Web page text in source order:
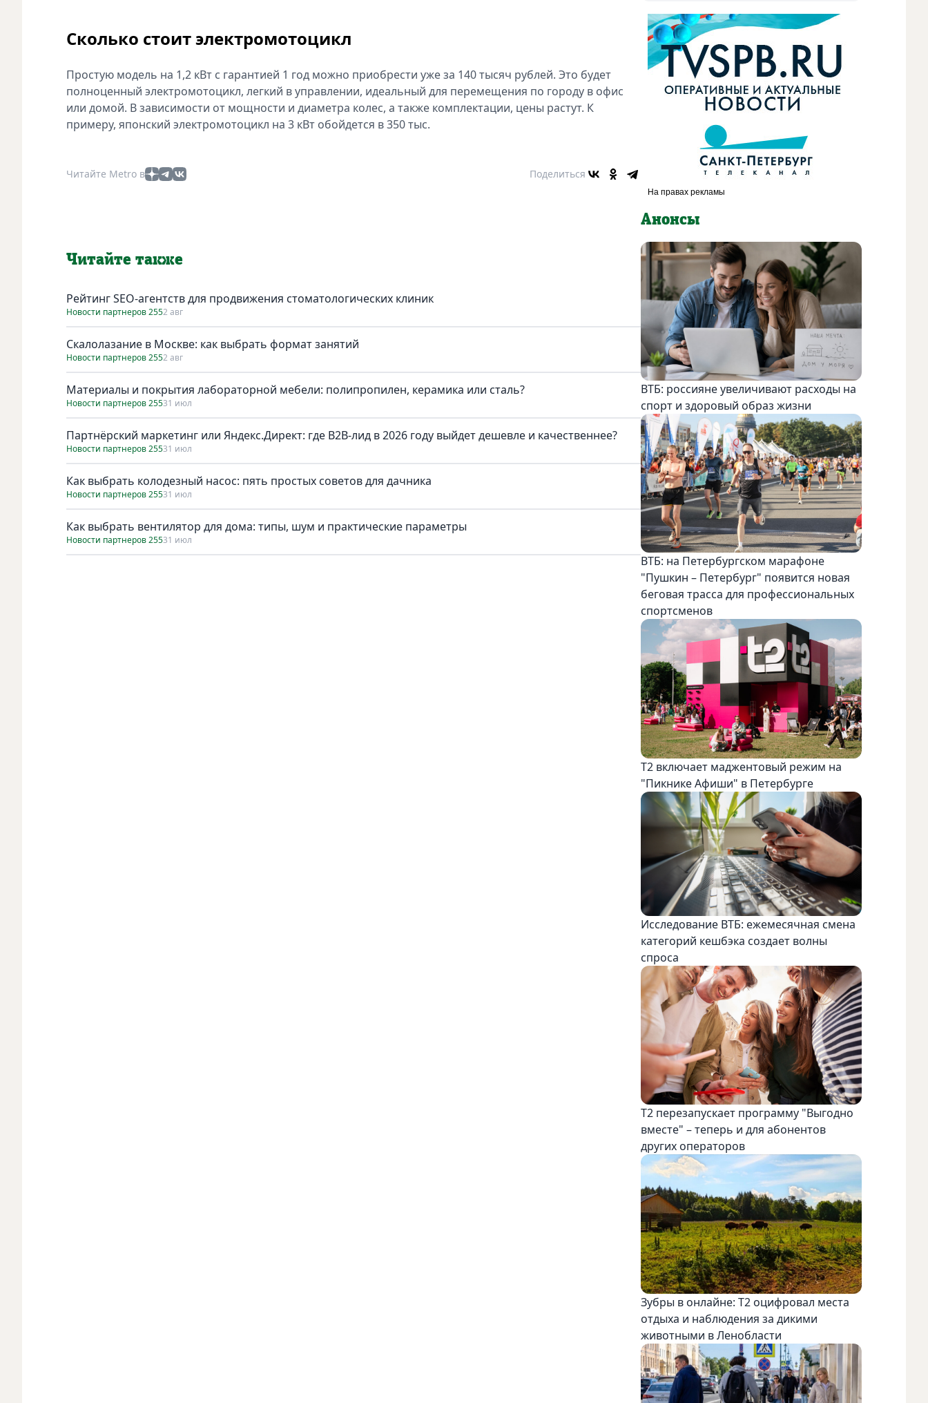
Сколько стоит электромотоцикл
Простую модель на 1,2 кВт с гарантией 1 год можно приобрести уже за 140 тысяч рублей. Это будет
полноценный электромотоцикл, легкий в управлении, идеальный для перемещения по городу в офис
или домой. В зависимости от мощности и диаметра колес, а также комплектации, цены растут. К
примеру, японский электромотоцикл на 3 кВт обойдется в 350 тыс.
Читайте Metro в Поделиться
Читайте также
Рейтинг SEO-агентств для продвижения стоматологических клиник
Новости партнеров 2552 авг
Скалолазание в Москве: как выбрать формат занятий
Новости партнеров 2552 авг
Материалы и покрытия лабораторной мебели: полипропилен, керамика или сталь?
Новости партнеров 25531 июл
Партнёрский маркетинг или Яндекс.Директ: где B2B-лид в 2026 году выйдет дешевле и качественнее?
Новости партнеров 25531 июл
Как выбрать колодезный насос: пять простых советов для дачника
Новости партнеров 25531 июл
Как выбрать вентилятор для дома: типы, шум и практические параметры
Новости партнеров 25531 июл
Анонсы
ВТБ: россияне увеличивают расходы на
спорт и здоровый образ жизни
ВТБ: на Петербургском марафоне
"Пушкин – Петербург" появится новая
беговая трасса для профессиональных
спортсменов
Т2 включает маджентовый режим на
"Пикнике Афиши" в Петербурге
Исследование ВТБ: ежемесячная смена
категорий кешбэка создает волны
спроса
Т2 перезапускает программу "Выгодно
вместе" – теперь и для абонентов
других операторов
Зубры в онлайне: Т2 оцифровал места
отдыха и наблюдения за дикими
животными в Ленобласти